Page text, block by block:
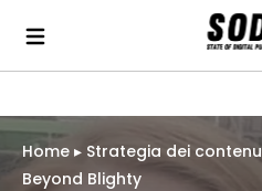
Home ▸ Strategia dei
Beyond Blighty